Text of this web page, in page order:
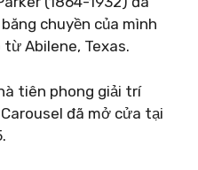
chuyền của mình
Abilene, Texas.
tiên phong giải trí
đã mở cửa tại